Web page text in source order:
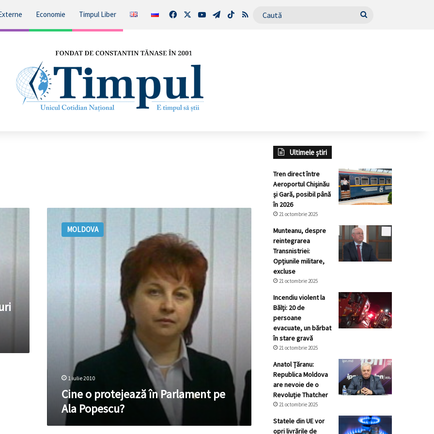
Economie Timpul Liber FacebookYouTubeTelegram
TikTokRSS Caută
protejeazăMOLDOVA
1 iulie 2010
Cine o protejează în Parlament pe
Ala Popescu?
Ultimele știri
Tren direct între
Aeroportul Chișinău
și Gară, posibil până
în 2026
21 octombrie 2025
Munteanu, despre
reintegrarea
Transnistriei:
Opțiunile militare,
excluse
21 octombrie 2025
Incendiu violent la
Bălți: 20 de
persoane
evacuate, un bărbat
în stare gravă
21 octombrie 2025
Anatol Țăranu:
Republica Moldova
are nevoie de o
Revoluție Thatcher
21 octombrie 2025
Statele din UE vor
opri livrările de